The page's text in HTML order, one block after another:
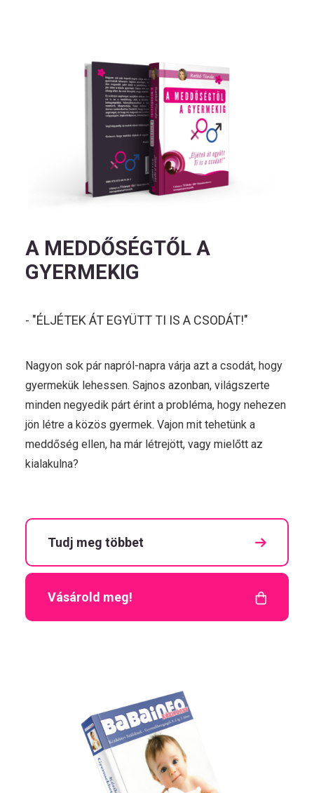
A MEDDŐSÉGTŐL A
GYERMEKIG
- "ÉLJÉTEK ÁT EGYÜTT TI IS A CSODÁT!"
Nagyon sok pár napról-napra várja azt a csodát, hogy
gyermekük lehessen. Sajnos azonban, világszerte
minden negyedik párt érint a probléma, hogy nehezen
jön létre a közös gyermek. Vajon mit tehetünk a
meddőség ellen, ha már létrejött, vagy mielőtt az
kialakulna?
Tudj meg többet
Vásárold meg!